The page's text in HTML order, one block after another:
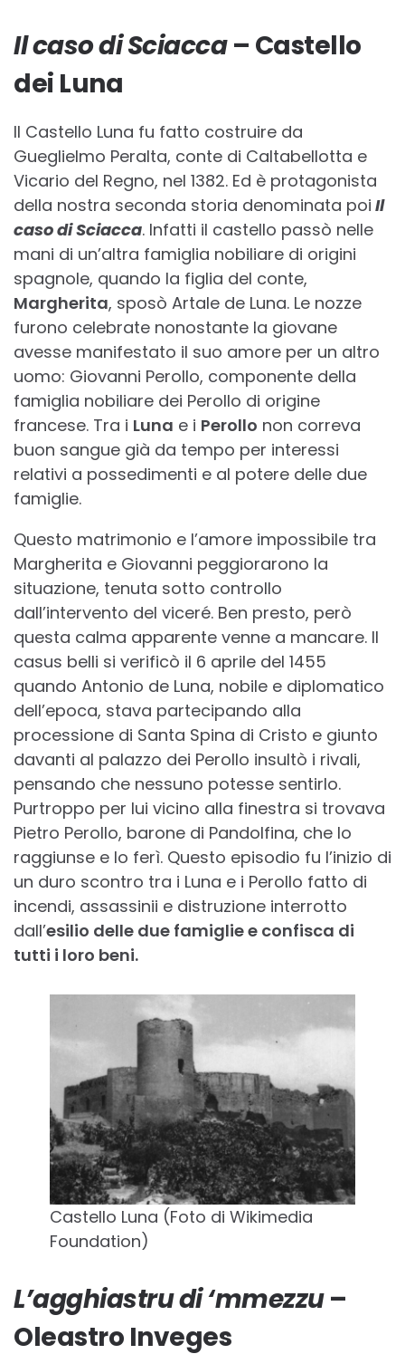
Il caso di Sciacca– Castello
dei Luna
Il Castello Luna fu fatto costruire da
Gueglielmo Peralta, conte di Caltabellotta e
Vicario del Regno, nel 1382. Ed è protagonista
della nostra seconda storia denominata poi Il
caso di Sciacca. Infatti il castello passò nelle
mani di un’altra famiglia nobiliare di origini
spagnole, quando la figlia del conte,
Margherita, sposò Artale de Luna. Le nozze
furono celebrate nonostante la giovane
avesse manifestato il suo amore per un altro
uomo: Giovanni Perollo, componente della
famiglia nobiliare dei Perollo di origine
francese. Tra i Luna e i Perollo non correva
buon sangue già da tempo per interessi
relativi a possedimenti e al potere delle due
famiglie.
Questo matrimonio e l’amore impossibile tra
Margherita e Giovanni peggiorarono la
situazione, tenuta sotto controllo
dall’intervento del viceré. Ben presto, però
questa calma apparente venne a mancare. Il
casus belli si verificò il 6 aprile del 1455
quando Antonio de Luna, nobile e diplomatico
dell’epoca, stava partecipando alla
processione di Santa Spina di Cristo e giunto
davanti al palazzo dei Perollo insultò i rivali,
pensando che nessuno potesse sentirlo.
Purtroppo per lui vicino alla finestra si trovava
Pietro Perollo, barone di Pandolfina, che lo
raggiunse e lo ferì. Questo episodio fu l’inizio di
un duro scontro tra i Luna e i Perollo fatto di
incendi, assassinii e distruzione interrotto
dall’esilio delle due famiglie e confisca di
tutti i loro beni.
Castello Luna (Foto di Wikimedia
Foundation)
L’agghiastru di ‘mmezzu–
Oleastro Inveges